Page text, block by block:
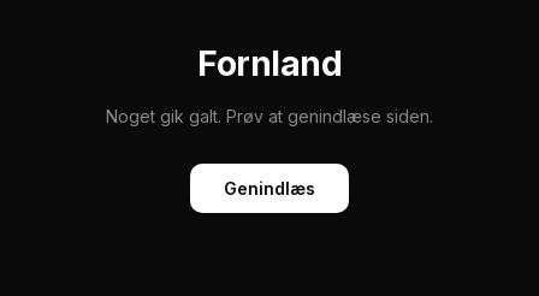
Fornland
Noget gik galt. Prøv at genindlæse siden.
Genindlæs